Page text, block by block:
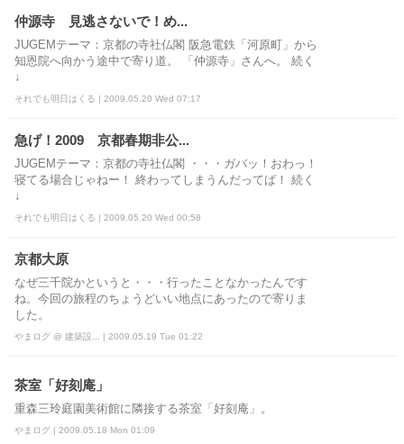
仲源寺 見逃さないで！め...
JUGEMテーマ：京都の寺社仏閣 阪急電鉄「河原町」から
知恩院へ向かう途中で寄り道。 「仲源寺」さんへ。 続く
↓
それでも明日はくる | 2009.05.20 Wed 07:17
急げ！2009 京都春期非公...
JUGEMテーマ：京都の寺社仏閣 ・・・ガバッ！おわっ！
寝てる場合じゃねー！ 終わってしまうんだってば！ 続く
↓
それでも明日はくる | 2009.05.20 Wed 00:58
京都大原
なぜ三千院かというと・・・行ったことなかったんです
ね。今回の旅程のちょうどいい地点にあったので寄りま
した。
やまログ @ 建築設... | 2009.05.19 Tue 01:22
茶室「好刻庵」
重森三玲庭園美術館に隣接する茶室「好刻庵」。
やまログ | 2009.05.18 Mon 01:09